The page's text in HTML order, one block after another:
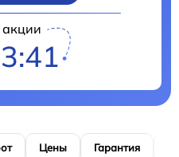
Цены Гарантия